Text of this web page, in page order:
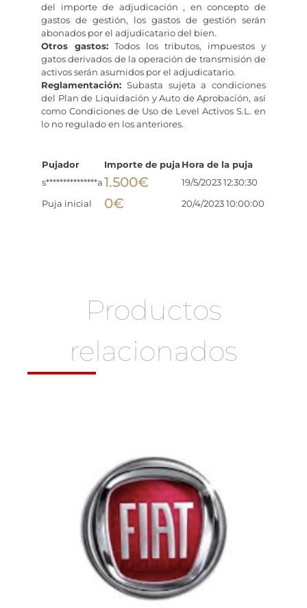
del importe de adjudicación , en concepto de
gastos de gestión, los gastos de gestión serán
abonados por el adjudicatario del bien.
Otros gastos: Todos los tributos, impuestos y
gatos derivados de la operación de transmisión de
activos serán asumidos por el adjudicatario.
Reglamentación: Subasta sujeta a condiciones
del Plan de Liquidación y Auto de Aprobación, así
como Condiciones de Uso de Level Activos S.L. en
lo no regulado en los anteriores.
Pujador Importe de pujaHora de la puja
s***************a1.500€
19/5/2023 12:30:30
Puja inicial
0€ 20/4/2023 10:00:00
Productos
relacionados